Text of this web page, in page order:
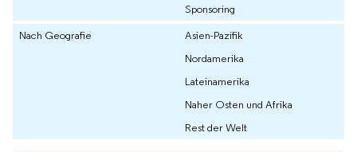
Sponsoring
Nach Geografie
Asien-Pazifik
Nordamerika
Lateinamerika
Naher Osten und Afrika
Rest der Welt